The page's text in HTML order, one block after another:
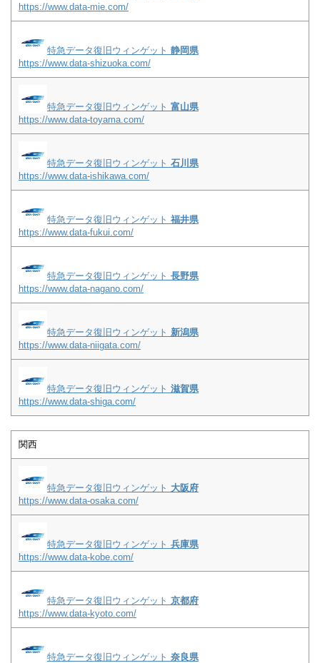
https://www.data-mie.com/
特急データ復旧ウィンゲット 静岡県
https://www.data-shizuoka.com/
特急データ復旧ウィンゲット 富山県
https://www.data-toyama.com/
特急データ復旧ウィンゲット 石川県
https://www.data-ishikawa.com/
特急データ復旧ウィンゲット 福井県
https://www.data-fukui.com/
特急データ復旧ウィンゲット 長野県
https://www.data-nagano.com/
特急データ復旧ウィンゲット 新潟県
https://www.data-niigata.com/
特急データ復旧ウィンゲット 滋賀県
https://www.data-shiga.com/
関西
特急データ復旧ウィンゲット 大阪府
https://www.data-osaka.com/
特急データ復旧ウィンゲット 兵庫県
https://www.data-kobe.com/
特急データ復旧ウィンゲット 京都府
https://www.data-kyoto.com/
特急データ復旧ウィンゲット 奈良県